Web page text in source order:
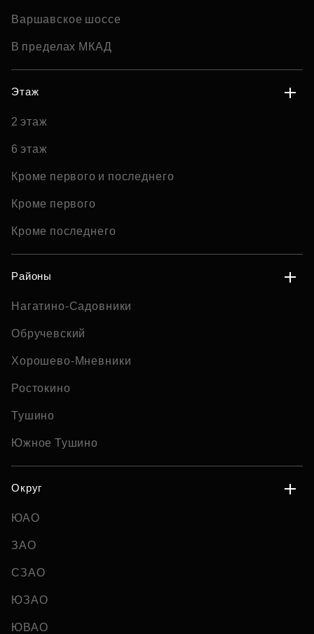
Варшавское шоссе
В пределах МКАД
Этаж
2 этаж
6 этаж
Кроме первого и последнего
Кроме первого
Кроме последнего
Районы
Нагатино-Садовники
Обручевский
Хорошево-Мневники
Ростокино
Тушино
Южное Тушино
Округ
ЮАО
ЗАО
СЗАО
ЮЗАО
ЮВАО